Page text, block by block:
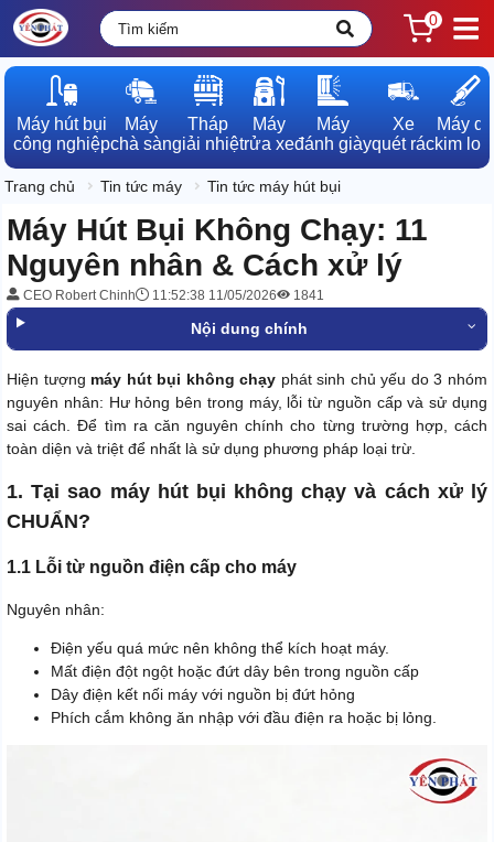
0
Máy hút bụi
công nghiệp
Máy
chà sàn
Tháp
giải nhiệt
Máy
rửa xe
Máy
đánh giày
Xe
quét rác
Máy dò
kim loại
Trang chủ Tin tức máy Tin tức máy hút bụi
Máy Hút Bụi Không Chạy: 11
Nguyên nhân & Cách xử lý
CEO Robert Chinh 11:52:38 11/05/2026 1841
Nội dung chính
Hiện tượng máy hút bụi không chạy phát sinh chủ yếu do 3 nhóm
nguyên nhân: Hư hỏng bên trong máy, lỗi từ nguồn cấp và sử dụng
sai cách. Để tìm ra căn nguyên chính cho từng trường hợp, cách
toàn diện và triệt để nhất là sử dụng phương pháp loại trừ.
1. Tại sao máy hút bụi không chạy và cách xử lý
CHUẨN?
1.1 Lỗi từ nguồn điện cấp cho máy
Nguyên nhân:
Điện yếu quá mức nên không thể kích hoạt máy.
Mất điện đột ngột hoặc đứt dây bên trong nguồn cấp
Dây điện kết nối máy với nguồn bị đứt hỏng
Phích cắm không ăn nhập với đầu điện ra hoặc bị lỏng.